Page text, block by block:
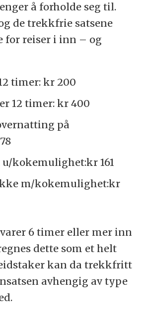
å forholde seg til.
de trekkfrie satsene
for reiser i inn – og
timer: kr 200
12 timer: kr 400
på
kokemulighet:kr 161
m/kokemulighet:kr
6 timer eller mer inn
dette som et helt
kan da trekkfritt
avhengig av type